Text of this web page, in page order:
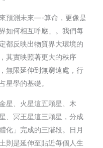
預測未來—-算命，更像是
如何相互呼應」。我們每
都反映出物質界大環境的
其實映照著更大的秩序
無限延伸到無窮遠處，行
星學的基礎。
星、火星這五顆星、木
、冥王星這三顆星，分成
化」完成的三階段。日月
則是延伸至貼近每個人生